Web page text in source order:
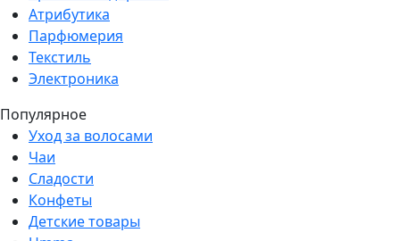
Атрибутика
Парфюмерия
Текстиль
Электроника
Популярное
Уход за волосами
Чаи
Сладости
Конфеты
Детские товары